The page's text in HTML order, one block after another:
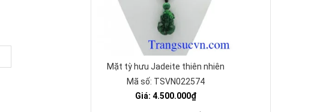
Mặt tỳ hưu Jadeite thiên nhiên
Mã số: TSVN022574
Giá: 4.500.000₫